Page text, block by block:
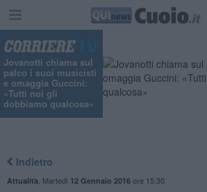
Jovanotti chiama sul
palco i suoi musicisti
e omaggia Guccini:
«Tutti noi gli
dobbiamo qualcosa»
Indietro
Attualità Martedì 12 Gennaio 2016ore 15:30